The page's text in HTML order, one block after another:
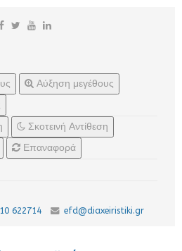
Αύξηση μεγέθους
Σκοτεινή Αντίθεση
Επαναφορά
622714 efd@diaxeiristiki.gr